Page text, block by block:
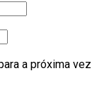
a próxima vez